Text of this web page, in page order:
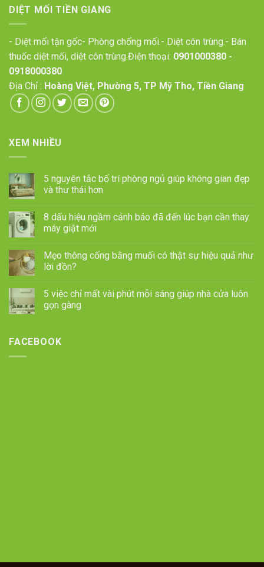
DIỆT MỐI TIỀN GIANG
- Diệt mối tận gốc- Phòng chống mối.- Diệt côn trùng.- Bán
thuốc diệt mối, diệt côn trùng.Điện thoại: 0901000380 -
0918000380
Địa Chỉ : Hoàng Việt, Phường 5, TP Mỹ Tho, Tiền Giang
XEM NHIỀU
5 nguyên tắc bố trí phòng ngủ giúp không gian đẹp
và thư thái hơn
8 dấu hiệu ngầm cảnh báo đã đến lúc bạn cần thay
máy giặt mới
Mẹo thông cống bằng muối có thật sự hiệu quả như
lời đồn?
5 việc chỉ mất vài phút mỗi sáng giúp nhà cửa luôn
gọn gàng
FACEBOOK